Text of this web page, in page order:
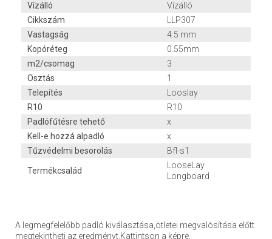
Vízálló
Vízálló
Cikkszám
LLP307
Vastagság
4.5 mm
Kopóréteg
0.55mm
m2/csomag
3
Osztás
1
Telepítés
Looslay
R10
R10
Padlófűtésre tehető
x
Kell-e hozzá alpadló
x
Tűzvédelmi besorolás
Bfl-s1
Termékcsalád
LooseLay
Longboard
A legmegfelelőbb padló kiválasztása,ötletei megvalósítása előtt
megtekintheti az eredményt.Kattintson a képre.